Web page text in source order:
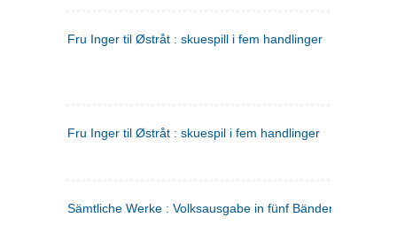
Fru Inger til Østråt : skuespill i fem handlinger
Fru Inger til Østråt : skuespil i fem handlinger
Sämtliche Werke : Volksausgabe in fünf Bänden